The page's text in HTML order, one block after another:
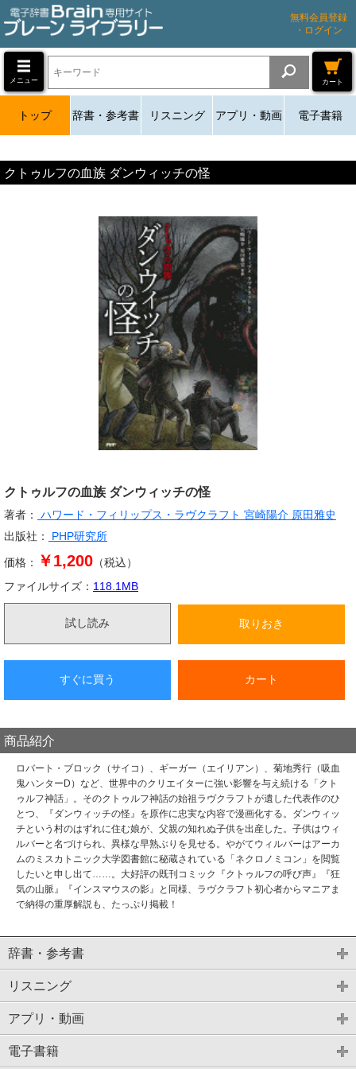
無料会員登録
・ログイン
メニュー カート
トップ 辞書・参考書 リスニング アプリ・動画 電子書籍
クトゥルフの血族 ダンウィッチの怪
クトゥルフの血族 ダンウィッチの怪
著者： ハワード・フィリップス・ラヴクラフト 宮崎陽介 原田雅史
出版社：
PHP研究所
価格： ￥1,200 （税込）
ファイルサイズ： 118.1 MB
試し読み 取りおき
すぐに買う カート
商品紹介
ロバート・ブロック（サイコ）、ギーガー（エイリアン）、菊地秀行（吸血
鬼ハンターD）など、世界中のクリエイターに強い影響を与え続ける「クト
ゥルフ神話」。そのクトゥルフ神話の始祖ラヴクラフトが遺した代表作のひ
とつ、『ダンウィッチの怪』を原作に忠実な内容で漫画化する。ダンウィッ
チという村のはずれに住む娘が、父親の知れぬ子供を出産した。子供はウィ
ルバーと名づけられ、異様な早熟ぶりを見せる。やがてウィルバーはアーカ
ムのミスカトニック大学図書館に秘蔵されている「ネクロノミコン」を閲覧
したいと申し出て……。大好評の既刊コミック『クトゥルフの呼び声』『狂
気の山脈』『インスマウスの影』と同様、ラヴクラフト初心者からマニアま
で納得の重厚解説も、たっぷり掲載！
辞書・参考書
リスニング
アプリ・動画
電子書籍